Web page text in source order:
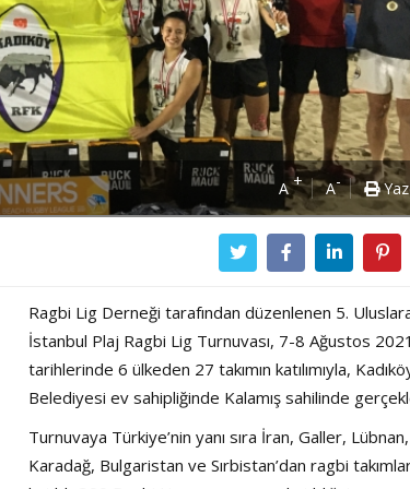
A+ A-
Ragbi Lig Derneği tarafından düzenlenen 5.
İstanbul Plaj Ragbi Lig Turnuvası, 7-8 Ağustos 2021
tarihlerinde 6 ülkeden 27 takımın katılımıyla,
Belediyesi ev sahipliğinde Kalamış sahilinde
Turnuvaya Türkiye’nin yanı sıra İran, Galler, Lübnan,
Karadağ, Bulgaristan ve Sırbistan’dan ragbi
Haftanın Pusulası
Power Ballad /